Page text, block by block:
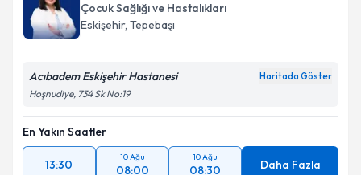
Çocuk Sağlığı ve Hastalıkları
Eskişehir, Tepebaşı
Acıbadem Eskişehir Hastanesi Haritada Göster
Hoşnudiye, 734 Sk No:19
En Yakın Saatler
13:30
10 Ağu
08:00
10 Ağu
08:30 Daha Fazla